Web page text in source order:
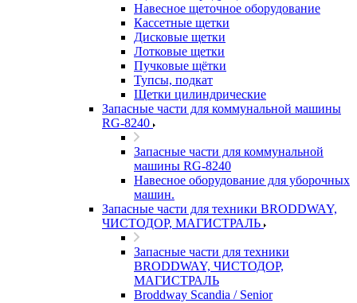
Навесное щеточное оборудование
Кассетные щетки
Дисковые щетки
Лотковые щетки
Пучковые щётки
Тупсы, подкат
Щетки цилиндрические
Запасные части для коммунальной машины
RG-8240
Запасные части для коммунальной
машины RG-8240
Навесное оборудование для уборочных
машин.
Запасные части для техники BRODDWAY,
ЧИСТОДОР, МАГИСТРАЛЬ
Запасные части для техники
BRODDWAY, ЧИСТОДОР,
МАГИСТРАЛЬ
Broddway Scandia / Senior